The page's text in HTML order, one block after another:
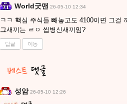
World굿맨 26-05-10 12:34
ㅋㅋ 핵심 주식들 빼놓고도 4100이면 그걸
그새끼는 ㄹㅇ 씹병신새끼임?
답글 이동
성암 26-05-10 12:26